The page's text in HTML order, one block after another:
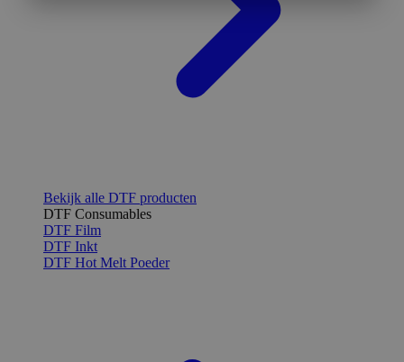
Bekijk alle DTF producten
DTF Consumables
DTF Film
DTF Inkt
DTF Hot Melt Poeder